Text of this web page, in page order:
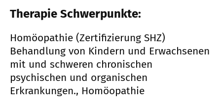
Therapie Schwerpunkte:
Homöopathie (Zertifizierung SHZ)
Behandlung von Kindern und Erwachsenen
mit und schweren chronischen
psychischen und organischen
Erkrankungen., Homöopathie